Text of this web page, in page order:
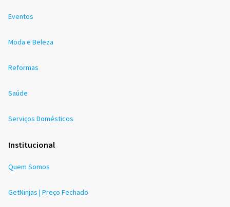
Eventos
Moda e Beleza
Reformas
Saúde
Serviços Domésticos
Institucional
Quem Somos
GetNinjas | Preço Fechado